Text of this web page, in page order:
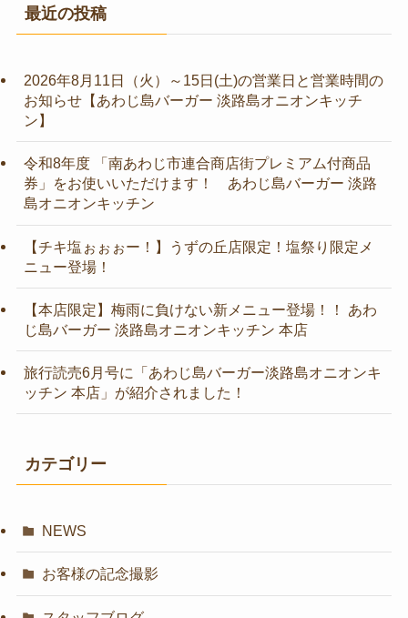
最近の投稿
2026年8月11日（火）～15日(土)の営業日と営業時間の
お知らせ【あわじ島バーガー 淡路島オニオンキッチ
ン】
令和8年度 「南あわじ市連合商店街プレミアム付商品
券」をお使いいただけます！ あわじ島バーガー 淡路
島オニオンキッチン
【チキ塩ぉぉぉー！】うずの丘店限定！塩祭り限定メ
ニュー登場！
【本店限定】梅雨に負けない新メニュー登場！！ あわ
じ島バーガー 淡路島オニオンキッチン 本店
旅行読売6月号に「あわじ島バーガー淡路島オニオンキ
ッチン 本店」が紹介されました！
カテゴリー
NEWS
お客様の記念撮影